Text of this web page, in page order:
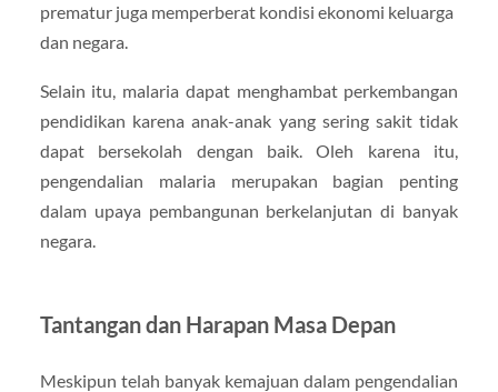
prematur juga memperberat kondisi ekonomi keluarga
dan negara.
Selain itu, malaria dapat menghambat perkembangan
pendidikan karena anak-anak yang sering sakit tidak
dapat bersekolah dengan baik. Oleh karena itu,
pengendalian malaria merupakan bagian penting
dalam upaya pembangunan berkelanjutan di banyak
negara.
Tantangan dan Harapan Masa Depan
Meskipun telah banyak kemajuan dalam pengendalian